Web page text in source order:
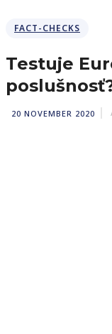
FACT-CHECKS
Testuje
20 NOVEMBER 2020